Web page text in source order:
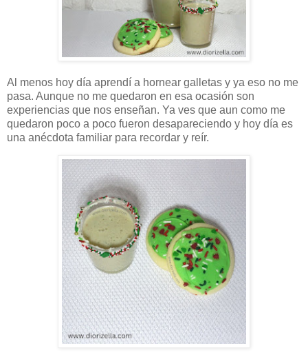
Al menos hoy día aprendí a hornear galletas y ya eso no me
pasa. Aunque no me quedaron en esa ocasión son
experiencias que nos enseñan. Ya ves que aun como me
quedaron poco a poco fueron desapareciendo y hoy día es
una anécdota familiar para recordar y reír.